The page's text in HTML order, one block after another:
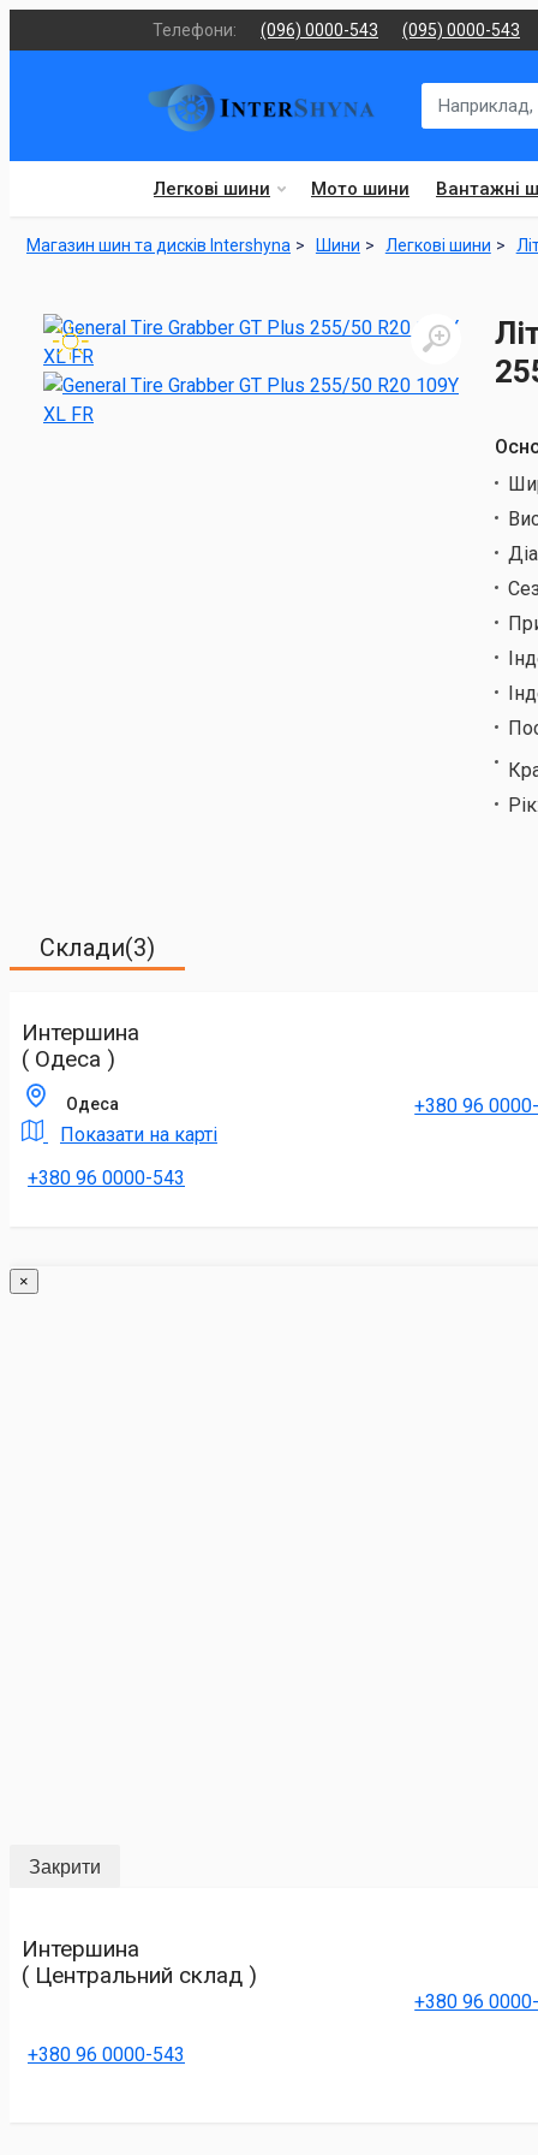
Телефони: (096) 0000-543 (095) 0000-543
Легкові шини Мото шини Вантажні
Магазин шин та дисків Intershyna Шини Легкові шини
Склади(3)
Интершина
( Одеса )
Одеса
Показати на карті
+380 96 0000-543
+380 96
×
Закрити
Интершина
( Центральний склад )
+380 96 0000-543
+380 96